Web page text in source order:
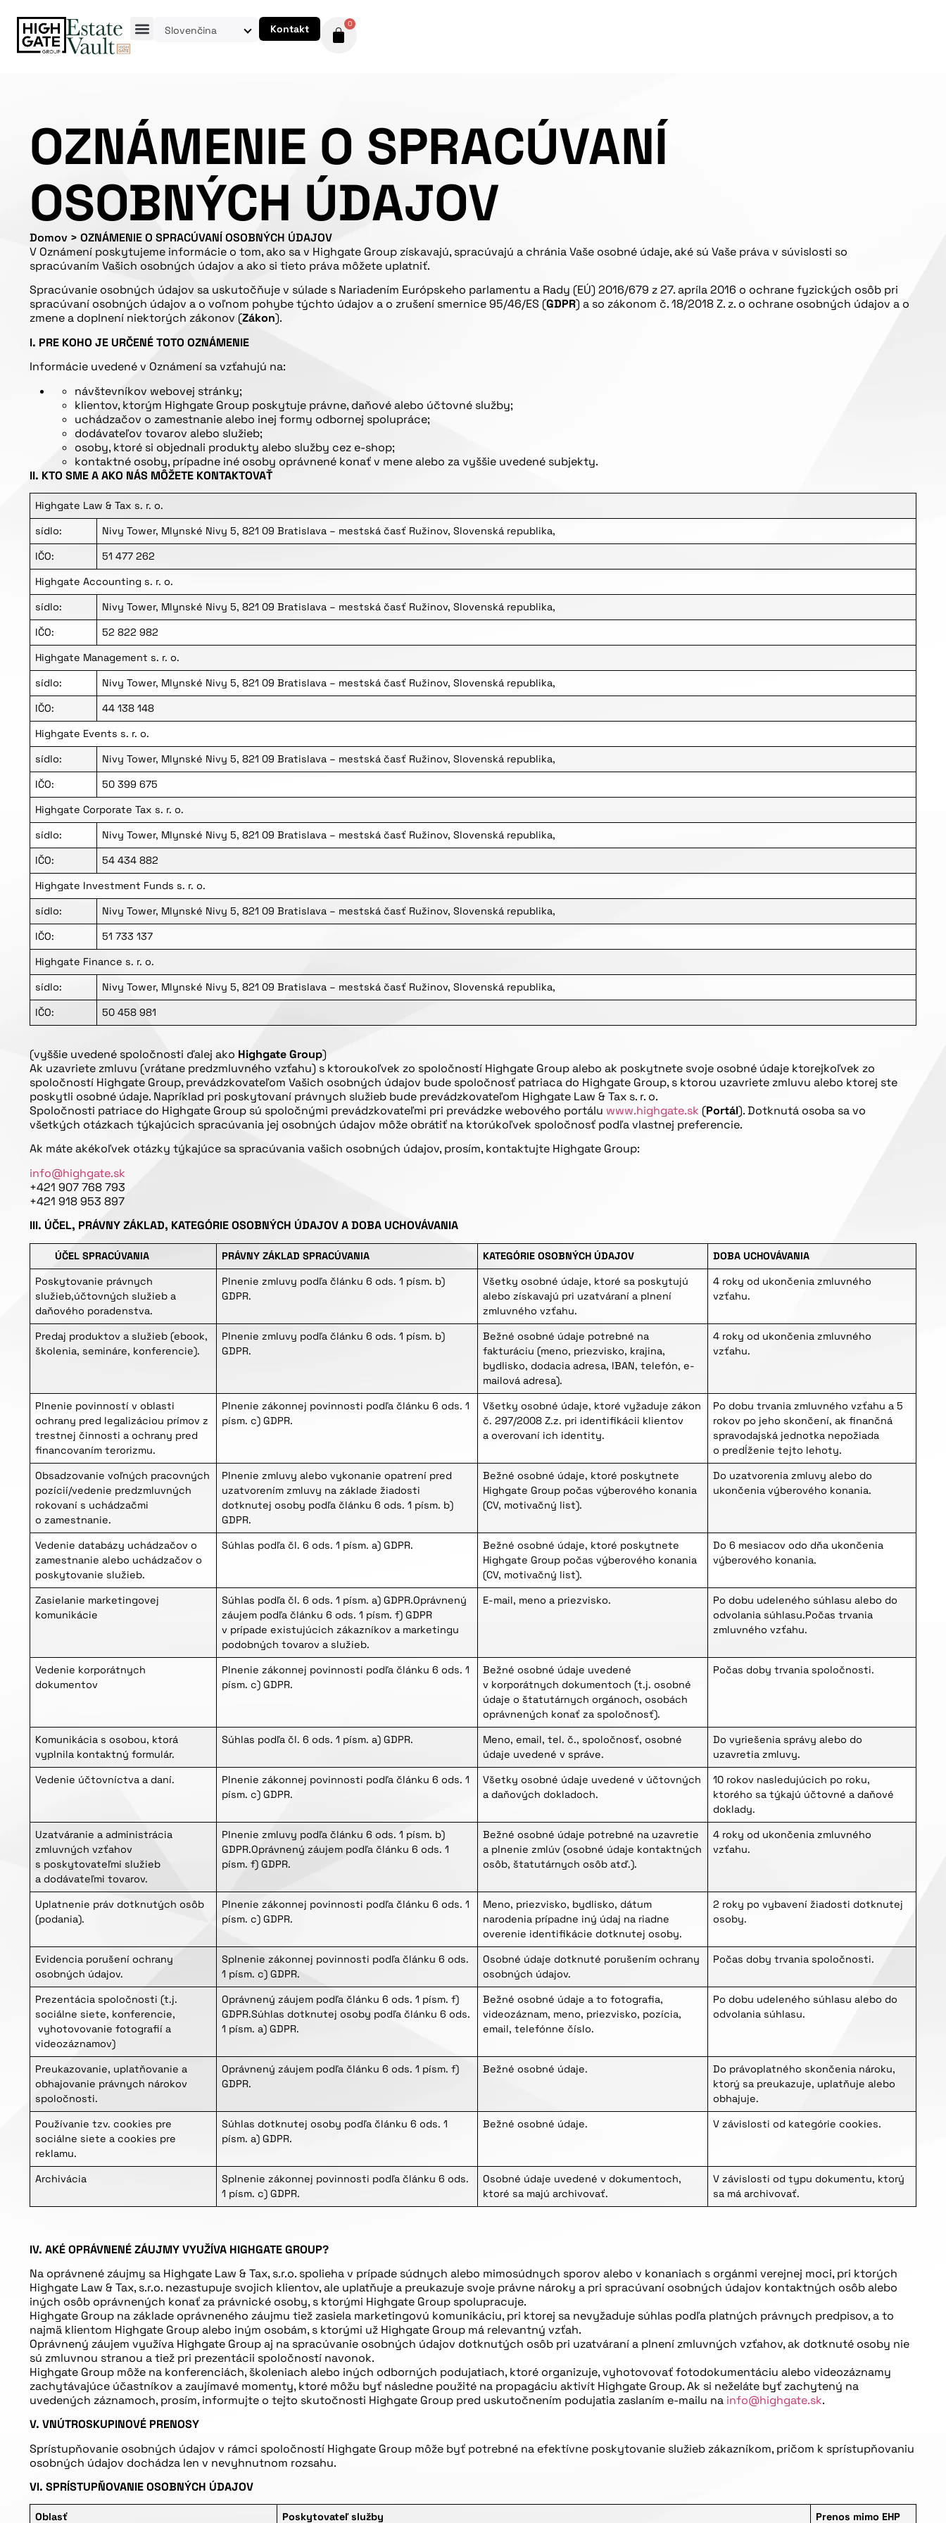
Slovenčina Kontakt 0
OZNÁMENIE O SPRACÚVANÍ
OSOBNÝCH ÚDAJOV
Domov > OZNÁMENIE O SPRACÚVANÍ OSOBNÝCH ÚDAJOV
V Oznámení poskytujeme informácie o tom, ako sa v Highgate Group získavajú, spracúvajú a chránia Vaše osobné údaje, aké sú Vaše práva v súvislosti so
spracúvaním Vašich osobných údajov a ako si tieto práva môžete uplatniť.
Spracúvanie osobných údajov sa uskutočňuje v súlade s Nariadením Európskeho parlamentu a Rady (EÚ) 2016/679 z 27. apríla 2016 o ochrane fyzických osôb pri
spracúvaní osobných údajov a o voľnom pohybe týchto údajov a o zrušení smernice 95/46/ES (GDPR) a so zákonom č. 18/2018 Z. z. o ochrane osobných údajov a o
zmene a doplnení niektorých zákonov (Zákon).
I. PRE KOHO JE URČENÉ TOTO OZNÁMENIE
Informácie uvedené v Oznámení sa vzťahujú na:
návštevníkov webovej stránky;
klientov, ktorým Highgate Group poskytuje právne, daňové alebo účtovné služby;
uchádzačov o zamestnanie alebo inej formy odbornej spolupráce;
dodávateľov tovarov alebo služieb;
osoby, ktoré si objednali produkty alebo služby cez e-shop;
kontaktné osoby, prípadne iné osoby oprávnené konať v mene alebo za vyššie uvedené subjekty.
II. KTO SME A AKO NÁS MÔŽETE KONTAKTOVAŤ
Highgate Law & Tax s. r. o.
sídlo:
Nivy Tower, Mlynské Nivy 5, 821 09 Bratislava – mestská časť Ružinov, Slovenská republika,
IČO:
51 477 262
Highgate Accounting s. r. o.
sídlo:
Nivy Tower, Mlynské Nivy 5, 821 09 Bratislava – mestská časť Ružinov, Slovenská republika,
IČO:
52 822 982
Highgate Management s. r. o.
sídlo:
Nivy Tower, Mlynské Nivy 5, 821 09 Bratislava – mestská časť Ružinov, Slovenská republika,
IČO:
44 138 148
Highgate Events s. r. o.
sídlo:
Nivy Tower, Mlynské Nivy 5, 821 09 Bratislava – mestská časť Ružinov, Slovenská republika,
IČO:
50 399 675
Highgate Corporate Tax s. r. o.
sídlo:
Nivy Tower, Mlynské Nivy 5, 821 09 Bratislava – mestská časť Ružinov, Slovenská republika,
IČO:
54 434 882
Highgate Investment Funds s. r. o.
sídlo:
Nivy Tower, Mlynské Nivy 5, 821 09 Bratislava – mestská časť Ružinov, Slovenská republika,
IČO:
51 733 137
Highgate Finance s. r. o.
sídlo:
Nivy Tower, Mlynské Nivy 5, 821 09 Bratislava – mestská časť Ružinov, Slovenská republika,
IČO:
50 458 981
(vyššie uvedené spoločnosti ďalej ako Highgate Group)
Ak uzavriete zmluvu (vrátane predzmluvného vzťahu) s ktoroukoľvek zo spoločností Highgate Group alebo ak poskytnete svoje osobné údaje ktorejkoľvek zo
spoločností Highgate Group, prevádzkovateľom Vašich osobných údajov bude spoločnosť patriaca do Highgate Group, s ktorou uzavriete zmluvu alebo ktorej ste
poskytli osobné údaje. Napríklad pri poskytovaní právnych služieb bude prevádzkovateľom Highgate Law & Tax s. r. o.
Spoločnosti patriace do Highgate Group sú spoločnými prevádzkovateľmi pri prevádzke webového portálu www.highgate.sk (Portál). Dotknutá osoba sa vo
všetkých otázkach týkajúcich spracúvania jej osobných údajov môže obrátiť na ktorúkoľvek spoločnosť podľa vlastnej preferencie.
Ak máte akékoľvek otázky týkajúce sa spracúvania vašich osobných údajov, prosím, kontaktujte Highgate Group:
info@highgate.sk
+421 907 768 793
+421 918 953 897
III. ÚČEL, PRÁVNY ZÁKLAD, KATEGÓRIE OSOBNÝCH ÚDAJOV A DOBA UCHOVÁVANIA
ÚČEL SPRACÚVANIA PRÁVNY ZÁKLAD SPRACÚVANIA KATEGÓRIE OSOBNÝCH ÚDAJOV
DOBA UCHOVÁVANIA
Poskytovanie právnych
služieb,účtovných služieb a
daňového poradenstva.
Plnenie zmluvy podľa článku 6 ods. 1 písm. b)
GDPR.
Všetky osobné údaje, ktoré sa poskytujú
alebo získavajú pri uzatváraní a plnení
zmluvného vzťahu.
4 roky od ukončenia zmluvného
vzťahu.
Predaj produktov a služieb (ebook,
školenia, semináre, konferencie).
Plnenie zmluvy podľa článku 6 ods. 1 písm. b)
GDPR.
Bežné osobné údaje potrebné na
fakturáciu (meno, priezvisko, krajina,
bydlisko, dodacia adresa, IBAN, telefón, e-
mailová adresa).
4 roky od ukončenia zmluvného
vzťahu.
Plnenie povinností v oblasti
ochrany pred legalizáciou prímov z
trestnej činnosti a ochrany pred
financovaním terorizmu.
Plnenie zákonnej povinnosti podľa článku 6 ods. 1
písm. c) GDPR.
Všetky osobné údaje, ktoré vyžaduje zákon
č. 297/2008 Z.z. pri identifikácii klientov
a overovaní ich identity.
Po dobu trvania zmluvného vzťahu a 5
rokov po jeho skončení, ak finančná
spravodajská jednotka nepožiada
o predĺženie tejto lehoty.
Obsadzovanie voľných pracovných
pozícií/vedenie predzmluvných
rokovaní s uchádzačmi
o zamestnanie.
Plnenie zmluvy alebo vykonanie opatrení pred
uzatvorením zmluvy na základe žiadosti
dotknutej osoby podľa článku 6 ods. 1 písm. b)
GDPR.
Bežné osobné údaje, ktoré poskytnete
Highgate Group počas výberového konania
(CV, motivačný list).
Do uzatvorenia zmluvy alebo do
ukončenia výberového konania.
Vedenie databázy uchádzačov o
zamestnanie alebo uchádzačov o
poskytovanie služieb.
Súhlas podľa čl. 6 ods. 1 písm. a) GDPR.
Bežné osobné údaje, ktoré poskytnete
Highgate Group počas výberového konania
(CV, motivačný list).
Do 6 mesiacov odo dňa ukončenia
výberového konania.
Zasielanie marketingovej
komunikácie
Súhlas podľa čl. 6 ods. 1 písm. a) GDPR.Oprávnený
záujem podľa článku 6 ods. 1 písm. f) GDPR
v prípade existujúcich zákazníkov a marketingu
podobných tovarov a služieb.
E-mail, meno a priezvisko.
Po dobu udeleného súhlasu alebo do
odvolania súhlasu.Počas trvania
zmluvného vzťahu.
Vedenie korporátnych
dokumentov
Plnenie zákonnej povinnosti podľa článku 6 ods. 1
písm. c) GDPR.
Bežné osobné údaje uvedené
v korporátnych dokumentoch (t.j. osobné
údaje o štatutárnych orgánoch, osobách
oprávnených konať za spoločnosť).
Počas doby trvania spoločnosti.
Komunikácia s osobou, ktorá
vyplnila kontaktný formulár.
Súhlas podľa čl. 6 ods. 1 písm. a) GDPR.
Meno, email, tel. č., spoločnosť, osobné
údaje uvedené v správe.
Do vyriešenia správy alebo do
uzavretia zmluvy.
Vedenie účtovníctva a daní.
Plnenie zákonnej povinnosti podľa článku 6 ods. 1
písm. c) GDPR.
Všetky osobné údaje uvedené v účtovných
a daňových dokladoch.
10 rokov nasledujúcich po roku,
ktorého sa týkajú účtovné a daňové
doklady.
Uzatváranie a administrácia
zmluvných vzťahov
s poskytovateľmi služieb
a dodávateľmi tovarov.
Plnenie zmluvy podľa článku 6 ods. 1 písm. b)
GDPR.Oprávnený záujem podľa článku 6 ods. 1
písm. f) GDPR.
Bežné osobné údaje potrebné na uzavretie
a plnenie zmlúv (osobné údaje kontaktných
osôb, štatutárnych osôb atď.).
4 roky od ukončenia zmluvného
vzťahu.
Uplatnenie práv dotknutých osôb
(podania).
Plnenie zákonnej povinnosti podľa článku 6 ods. 1
písm. c) GDPR.
Meno, priezvisko, bydlisko, dátum
narodenia prípadne iný údaj na riadne
overenie identifikácie dotknutej osoby.
2 roky po vybavení žiadosti dotknutej
osoby.
Evidencia porušení ochrany
osobných údajov.
Splnenie zákonnej povinnosti podľa článku 6 ods.
1 písm. c) GDPR.
Osobné údaje dotknuté porušením ochrany
osobných údajov.
Počas doby trvania spoločnosti.
Prezentácia spoločnosti (t.j.
sociálne siete, konferencie,
vyhotovovanie fotografií a
videozáznamov)
Oprávnený záujem podľa článku 6 ods. 1 písm. f)
GDPR.Súhlas dotknutej osoby podľa článku 6 ods.
1 písm. a) GDPR.
Bežné osobné údaje a to fotografia,
videozáznam, meno, priezvisko, pozícia,
email, telefónne číslo.
Po dobu udeleného súhlasu alebo do
odvolania súhlasu.
Preukazovanie, uplatňovanie a
obhajovanie právnych nárokov
spoločnosti.
Oprávnený záujem podľa článku 6 ods. 1 písm. f)
GDPR.
Bežné osobné údaje.
Do právoplatného skončenia nároku,
ktorý sa preukazuje, uplatňuje alebo
obhajuje.
Používanie tzv. cookies pre
sociálne siete a cookies pre
reklamu.
Súhlas dotknutej osoby podľa článku 6 ods. 1
písm. a) GDPR.
Bežné osobné údaje. V závislosti od kategórie cookies.
Archivácia
Splnenie zákonnej povinnosti podľa článku 6 ods.
1 písm. c) GDPR.
Osobné údaje uvedené v dokumentoch,
ktoré sa majú archivovať.
V závislosti od typu dokumentu, ktorý
sa má archivovať.
IV. AKÉ OPRÁVNENÉ ZÁUJMY VYUŽÍVA HIGHGATE GROUP?
Na oprávnené záujmy sa Highgate Law & Tax, s.r.o. spolieha v prípade súdnych alebo mimosúdnych sporov alebo v konaniach s orgánmi verejnej moci, pri ktorých
Highgate Law & Tax, s.r.o. nezastupuje svojich klientov, ale uplatňuje a preukazuje svoje právne nároky a pri spracúvaní osobných údajov kontaktných osôb alebo
iných osôb oprávnených konať za právnické osoby, s ktorými Highgate Group spolupracuje.
Highgate Group na základe oprávneného záujmu tiež zasiela marketingovú komunikáciu, pri ktorej sa nevyžaduje súhlas podľa platných právnych predpisov, a to
najmä klientom Highgate Group alebo iným osobám, s ktorými už Highgate Group má relevantný vzťah.
Oprávnený záujem využíva Highgate Group aj na spracúvanie osobných údajov dotknutých osôb pri uzatváraní a plnení zmluvných vzťahov, ak dotknuté osoby nie
sú zmluvnou stranou a tiež pri prezentácii spoločností navonok.
Highgate Group môže na konferenciách, školeniach alebo iných odborných podujatiach, ktoré organizuje, vyhotovovať fotodokumentáciu alebo videozáznamy
zachytávajúce účastníkov a zaujímavé momenty, ktoré môžu byť následne použité na propagáciu aktivít Highgate Group. Ak si neželáte byť zachytený na
uvedených záznamoch, prosím, informujte o tejto skutočnosti Highgate Group pred uskutočnením podujatia zaslaním e-mailu na info@highgate.sk.
V. VNÚTROSKUPINOVÉ PRENOSY
Sprístupňovanie osobných údajov v rámci spoločností Highgate Group môže byť potrebné na efektívne poskytovanie služieb zákazníkom, pričom k sprístupňovaniu
osobných údajov dochádza len v nevyhnutnom rozsahu.
VI. SPRÍSTUPŇOVANIE OSOBNÝCH ÚDAJOV
Oblasť Poskytovateľ služby Prenos mimo EHP